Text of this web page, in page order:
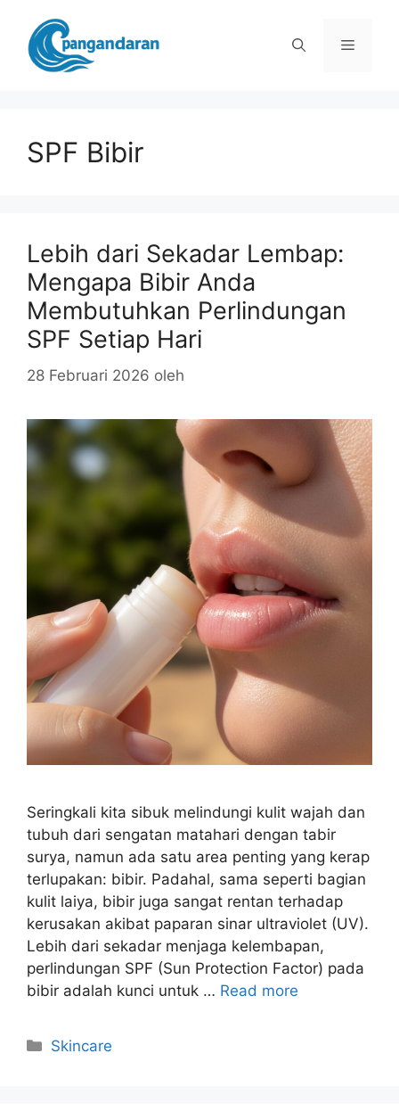
Menu
SPF Bibir
Lebih dari Sekadar Lembap:
Mengapa Bibir Anda
Membutuhkan Perlindungan
SPF Setiap Hari
28 Februari 2026 oleh
Seringkali kita sibuk melindungi kulit wajah dan
tubuh dari sengatan matahari dengan tabir
surya, namun ada satu area penting yang kerap
terlupakan: bibir. Padahal, sama seperti bagian
kulit laiya, bibir juga sangat rentan terhadap
kerusakan akibat paparan sinar ultraviolet (UV).
Lebih dari sekadar menjaga kelembapan,
perlindungan SPF (Sun Protection Factor) pada
bibir adalah kunci untuk … Read more
Kategori
Skincare